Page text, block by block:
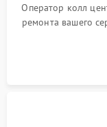
Оператор колл
ремонта вашего